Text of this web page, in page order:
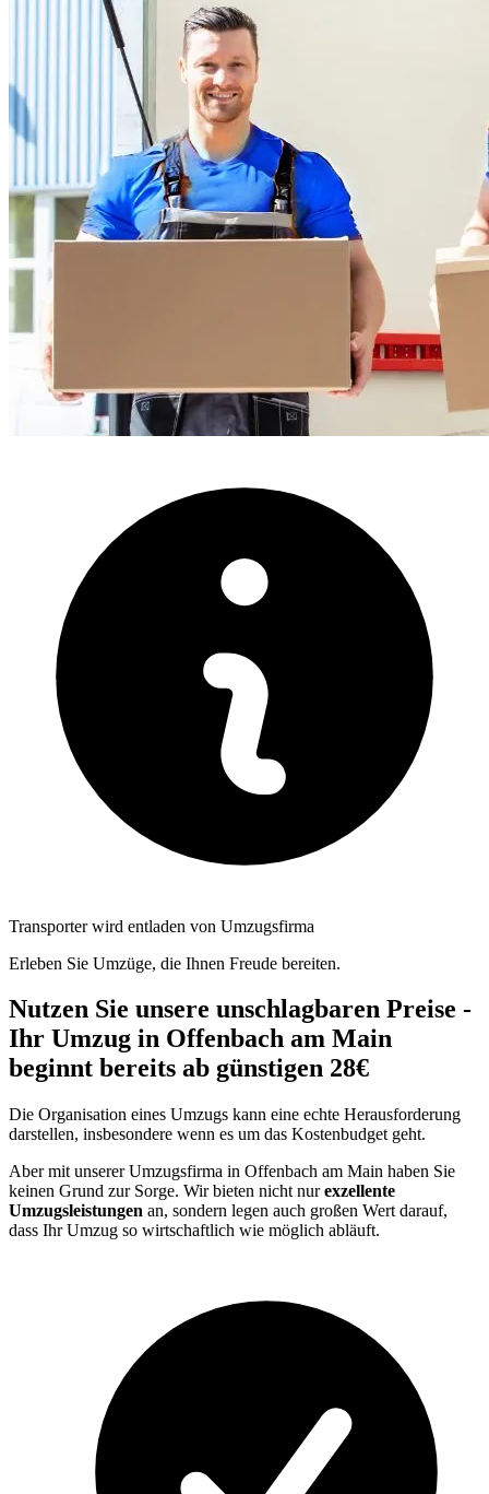
Transporter wird entladen von Umzugsfirma
Erleben Sie Umzüge, die Ihnen Freude bereiten.
Nutzen Sie unsere unschlagbaren Preise -
Ihr Umzug in Offenbach am Main
beginnt bereits ab günstigen 28€
Die Organisation eines Umzugs kann eine echte Herausforderung
darstellen, insbesondere wenn es um das Kostenbudget geht.
Aber mit unserer Umzugsfirma in Offenbach am Main haben Sie
keinen Grund zur Sorge. Wir bieten nicht nurexzellente
Umzugsleistungen an, sondern legen auch großen Wert darauf,
dass Ihr Umzug so wirtschaftlich wie möglich abläuft.